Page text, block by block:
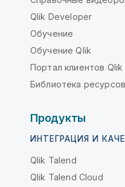
Qlik Developer
Обучение
Обучение Qlik
Портал клиентов Qlik
Библиотека ресурсов
Продукты
ИНТЕГРАЦИЯ И
Qlik Talend
Qlik Talend Cloud